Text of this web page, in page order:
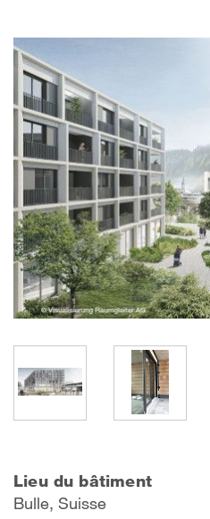
Lieu du bâtiment
Bulle, Suisse